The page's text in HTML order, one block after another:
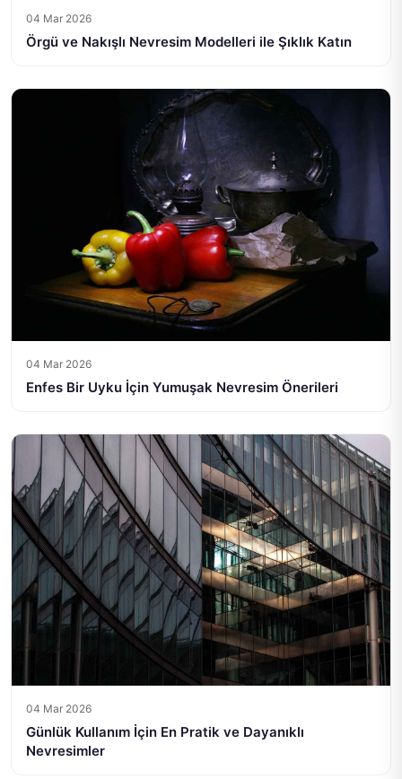
04 Mar 2026
Örgü ve Nakışlı Nevresim Modelleri ile Şıklık Katın
04 Mar 2026
Enfes Bir Uyku İçin Yumuşak Nevresim Önerileri
04 Mar 2026
Günlük Kullanım İçin En Pratik ve Dayanıklı
Nevresimler